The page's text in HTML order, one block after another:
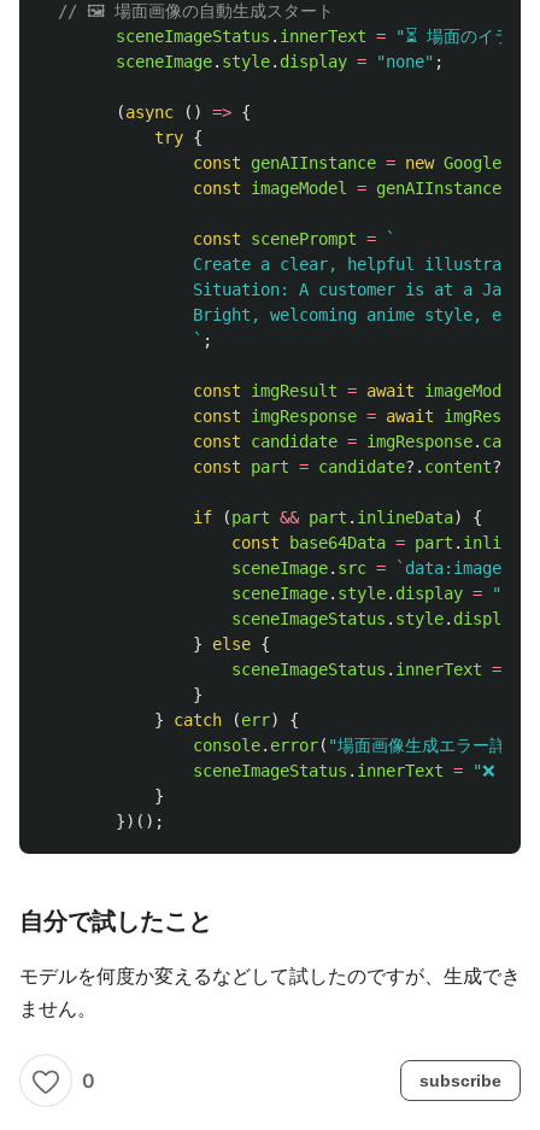
// 🖼️ 場面画像の自動生成スタート
sceneImageStatus . innerText = " ⏳ 場面のイラ
sceneImage. style. display = "none" ;
(async () => {
try {
const
genAIInstance = new
const
imageModel = genAIInstance
const scenePrompt =
`
Create a clear, helpful
Situation: A customer is at a
Bright, welcoming anime style,
                `
;
const imgResult = await imageModel
const
imgResponse = await imgResult
const
candidate = imgResponse.
const
part = candidate?. content?.
if (part && part . inlineData)
{
const
base64Data = part .
sceneImage. src =
`data:image/
sceneImage. style. display = "
sceneImageStatus . style. display
}
else {
sceneImageStatus . innerText =
}
}
catch (err)
{
console. error( "場面画像生成エラー詳細:
sceneImageStatus . innerText = "❌ 場
}
})();
自分で試したこと
モデルを何度か変えるなどして試したのですが、生成でき
ません。
0 subscribe